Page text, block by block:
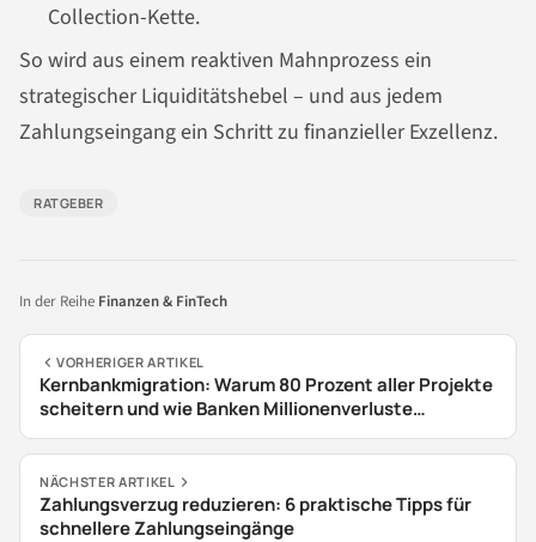
Collection-Kette.
So wird aus einem reaktiven Mahnprozess ein
strategischer Liquiditätshebel – und aus jedem
Zahlungseingang ein Schritt zu finanzieller Exzellenz.
RATGEBER
In der Reihe Finanzen & FinTech
VORHERIGER ARTIKEL
Kernbankmigration: Warum 80 Prozent aller Projekte
scheitern und wie Banken Millionenverluste
vermeiden
NÄCHSTER ARTIKEL
Zahlungsverzug reduzieren: 6 praktische Tipps für
schnellere Zahlungseingänge